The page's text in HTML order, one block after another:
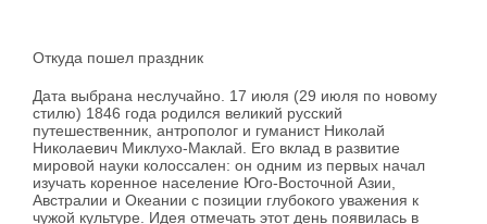
Откуда пошел праздник
Дата выбрана неслучайно. 17 июля (29 июля по новому
стилю) 1846 года родился великий русский
путешественник, антрополог и гуманист Николай
Николаевич Миклухо-Маклай. Его вклад в развитие
мировой науки колоссален: он одним из первых начал
изучать коренное население Юго-Восточной Азии,
Австралии и Океании с позиции глубокого уважения к
чужой культуре. Идея отмечать этот день появилась в